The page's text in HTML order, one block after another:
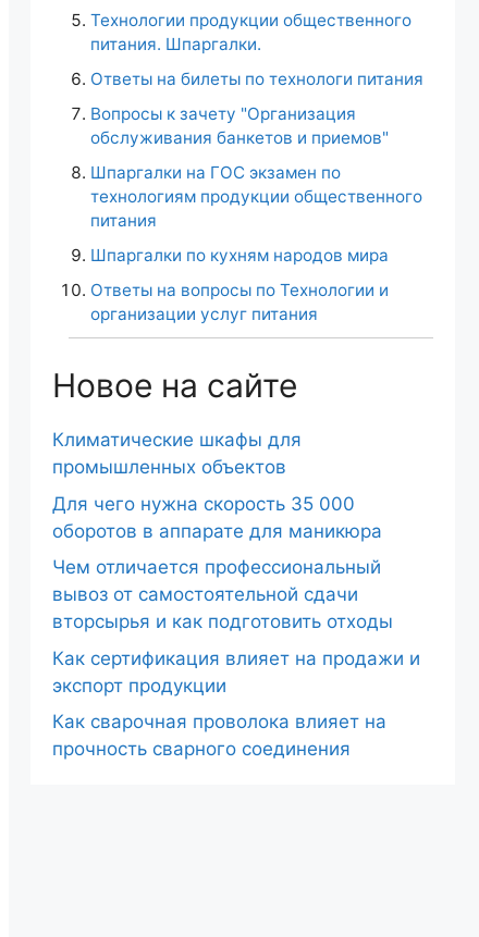
Технологии продукции общественного
питания. Шпаргалки.
Ответы на билеты по технологи питания
Вопросы к зачету "Организация
обслуживания банкетов и приемов"
Шпаргалки на ГОС экзамен по
технологиям продукции общественного
питания
Шпаргалки по кухням народов мира
Ответы на вопросы по Технологии и
организации услуг питания
Новое на сайте
Климатические шкафы для
промышленных объектов
Для чего нужна скорость 35 000
оборотов в аппарате для маникюра
Чем отличается профессиональный
вывоз от самостоятельной сдачи
вторсырья и как подготовить отходы
Как сертификация влияет на продажи и
экспорт продукции
Как сварочная проволока влияет на
прочность сварного соединения